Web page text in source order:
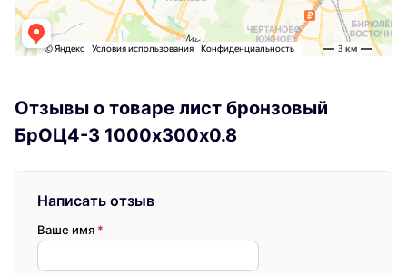
Отзывы о товаре лист бронзовый
БрОЦ4-3 1000х300х0.8
Написать отзыв
Ваше имя *